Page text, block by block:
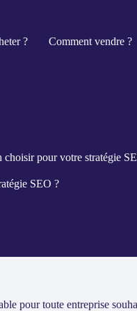
? Comment vendre ?
pour votre stratégie
SEO ?
pour toute entreprise